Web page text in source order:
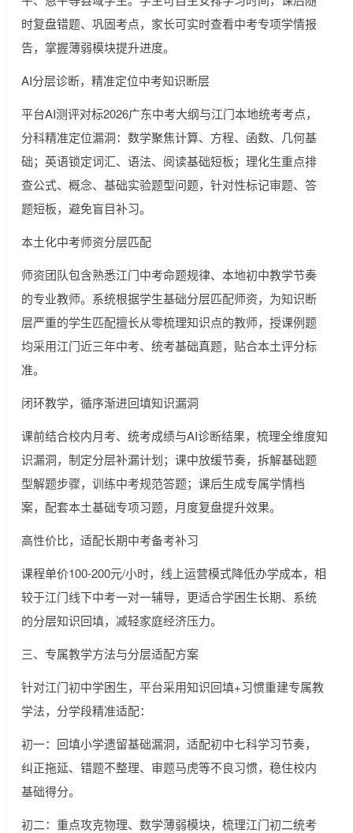
时复盘错题、巩固考点，家长可实时查看中考专项学情报
告，掌握薄弱模块提升进度。
AI分层诊断，精准定位中考知识断层
平台AI测评对标2026广东中考大纲与江门本地统考考点，
分科精准定位漏洞：数学聚焦计算、方程、函数、几何基
础；英语锁定词汇、语法、阅读基础短板；理化生重点排
查公式、概念、基础实验题型问题，针对性标记审题、答
题短板，避免盲目补习。
本土化中考师资分层匹配
师资团队包含熟悉江门中考命题规律、本地初中教学节奏
的专业教师。系统根据学生基础分层匹配师资，为知识断
层严重的学生匹配擅长从零梳理知识点的教师，授课例题
均采用江门近三年中考、统考基础真题，贴合本土评分标
准。
闭环教学，循序渐进回填知识漏洞
课前结合校内月考、统考成绩与AI诊断结果，梳理全维度知
识漏洞，制定分层补漏计划；课中放缓节奏，拆解基础题
型解题步骤，训练中考规范答题；课后生成专属学情档
案，配套本土基础专项习题，月度复盘提升效果。
高性价比，适配长期中考备考补习
课程单价100-200元/小时，线上运营模式降低办学成本，相
较于江门线下中考一对一辅导，更适合学困生长期、系统
的分层知识回填，减轻家庭经济压力。
三、专属教学方法与分层适配方案
针对江门初中学困生，平台采用知识回填+习惯重建专属教
学法，分学段精准适配：
初一：回填小学遗留基础漏洞，适配初中七科学习节奏，
纠正拖延、错题不整理、审题马虎等不良习惯，稳住校内
基础得分。
初二：重点攻克物理、数学薄弱模块，梳理江门初二统考